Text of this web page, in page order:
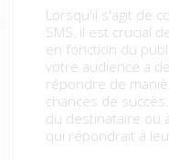
Lorsqu'il s'agit de
SMS, il est crucial
en fonction du
votre audience a
répondre de
chances de
du destinataire ou
qui répondrait à